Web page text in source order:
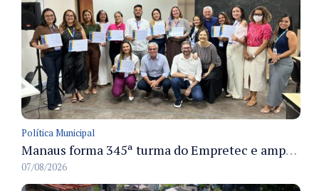
Política Municipal
Manaus forma 345ª turma do Empretec e amplia qualificação de empreendedores na cidade
07/08/2026